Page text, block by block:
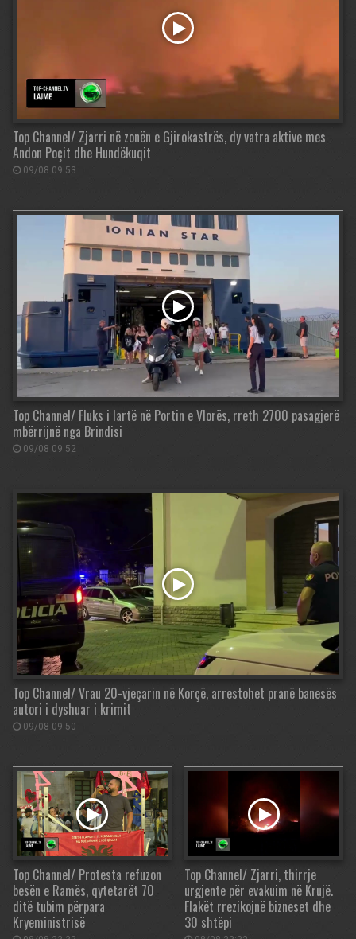
Top Channel/ Zjarri në zonën e Gjirokastrës, dy vatra aktive mes
Andon Poçit dhe Hundëkuqit
09/08 09:53
Top Channel/ Fluks i lartë në Portin e Vlorës, rreth 2700 pasagjerë
mbërrijnë nga Brindisi
09/08 09:52
Top Channel/ Vrau 20-vjeçarin në Korçë, arrestohet pranë banesës
autori i dyshuar i krimit
09/08 09:50
Top Channel/ Protesta refuzon
besën e Ramës, qytetarët 70
ditë tubim përpara
Kryeministrisë
Top Channel/ Zjarri, thirrje
urgjente për evakuim në Krujë.
Flakët rrezikojnë bizneset dhe
30 shtëpi